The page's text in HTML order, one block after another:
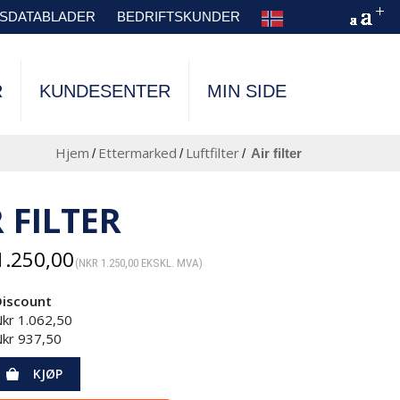
BEDRIFTSKUNDER
KUNDESENTER MIN SIDE
Hjem / Ettermarked / Luftfilter/ air filter
FILTER
(NKR 1.250,00 EKSKL. MVA)
1.062,50
937,50
KJØP